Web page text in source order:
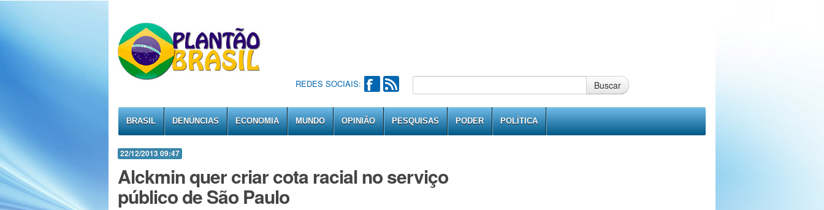
REDES SOCIAIS: Buscar
BRASIL DENÚNCIAS ECONOMIA MUNDO OPINIÃO PESQUISAS PODER POLÍTICA
22/12/2013 09:47
Alckmin quer criar cota racial no serviço
público de São Paulo